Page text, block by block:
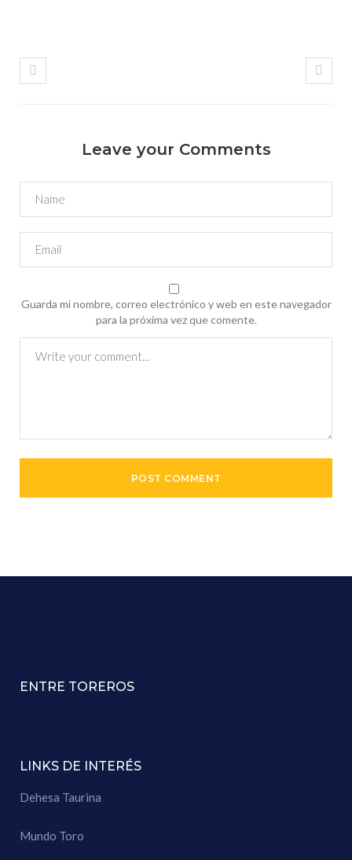
Leave your Comments
Guarda mi nombre, correo electrónico y web en este navegador
para la próxima vez que comente.
ENTRE TOREROS
LINKS DE INTERÉS
Dehesa Taurina
Mundo Toro